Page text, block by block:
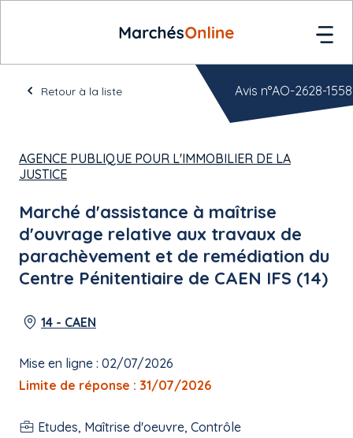
Retour à la liste
AGENCE PUBLIQUE POUR L'IMMOBILIER DE LA
JUSTICE
Marché d'assistance à maîtrise
d'ouvrage relative aux travaux de
parachèvement et de remédiation du
Centre Pénitentiaire de CAEN IFS (14)
14 - CAEN
Mise en ligne : 02/07/2026
Limite de réponse : 31/07/2026
Etudes, Maîtrise d'oeuvre, Contrôle
Avis n°AO-2628-1558